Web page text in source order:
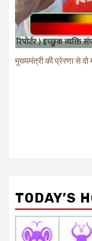
मुख्यमंत्री की प्रेरणा से
TODAY’S